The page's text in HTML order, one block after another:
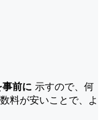
前に 示すので、何
料が安いことで、よ